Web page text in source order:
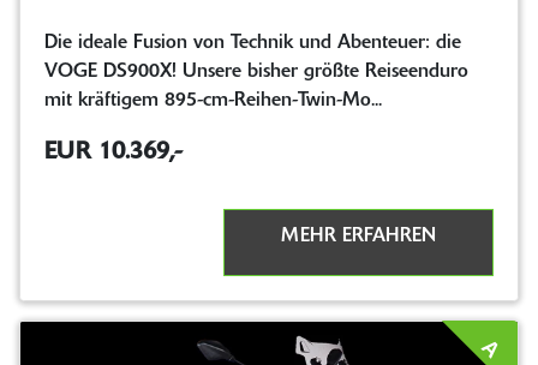
Die ideale Fusion von Technik und Abenteuer: die
VOGE DS900X! Unsere bisher größte Reiseenduro
mit kräftigem 895-cm-Reihen-Twin-Mo...
EUR 10.369,-
MEHR ERFAHREN
A